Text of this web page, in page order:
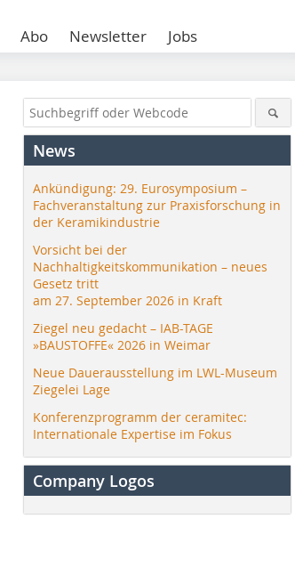
Abo Newsletter Jobs
News
Ankündigung: 29. Eurosymposium –
Fachveranstaltung zur Praxisforschung in
der Keramikindustrie
Vorsicht bei der
Nachhaltigkeitskommunikation – neues
Gesetz tritt
am 27. September 2026 in Kraft
Ziegel neu gedacht – IAB-TAGE
»BAUSTOFFE« 2026 in Weimar
Neue Dauerausstellung im LWL-Museum
Ziegelei Lage
Konferenzprogramm der ceramitec:
Internationale Expertise im Fokus
Company Logos